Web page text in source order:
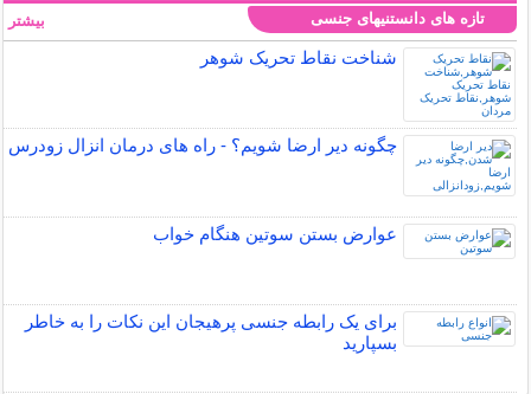
تازه های دانستنیهای جنسی
شناخت نقاط تحریک شوهر
چگونه دیر ارضا شویم؟ - راه های درمان انزال زودرس
عوارض بستن سوتین هنگام خواب
برای یک رابطه جنسی پرهیجان این نکات را به خاطر
بسپارید
بیشتر